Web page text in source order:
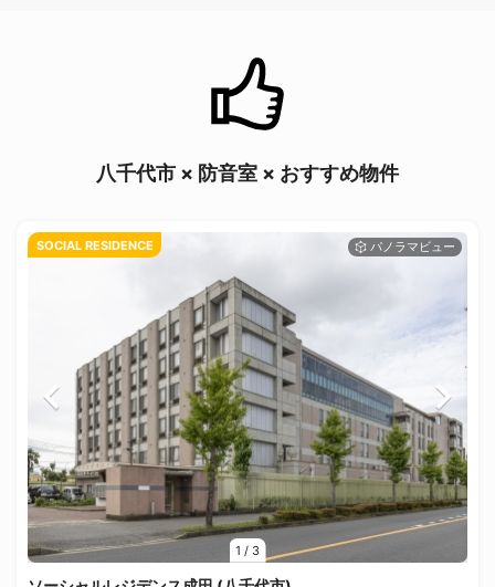
八千代市 × 防音室 × おすすめ物件
1 / 3
SOCIAL RESIDENCE